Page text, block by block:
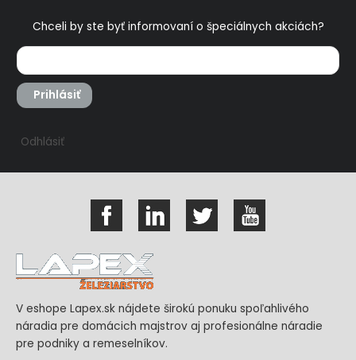
Chceli by ste byť informovaní o špeciálnych akciách?
Prihlásiť
Odhlásiť
V eshope Lapex.sk nájdete širokú ponuku spoľahlivého
náradia pre domácich majstrov aj profesionálne náradie
pre podniky a remeselníkov.